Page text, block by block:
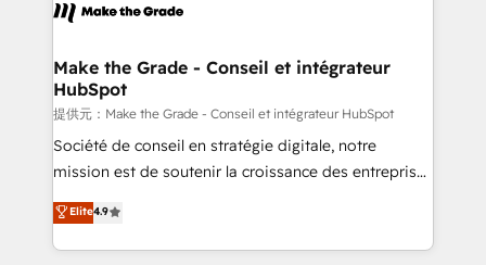
de la productivité des équipes Notre équipe de 30
avec un engagement total, alignant processus
métiers et technologie, et guidant vos équipes à
travers le changement, tout en centrant vos objectifs
d’entreprise. Grâce à une méthodologie éprouvée
auprès de plus de 400 clients, nous comprenons
HubSpot dans votre organisation. Pour toute
question technique ou besoin de structuration de
Make the Grade - Conseil et intégrateur
HubSpot
提供元：Make the Grade - Conseil et intégrateur HubSpot
Société de conseil en stratégie digitale, notre
mission est de soutenir la croissance des entreprises
B2B à travers l’acquisition de nouveaux clients,
l'intégration CRM et le développement des revenus
auprès de vos comptes existants. En France et à
Elite4.9